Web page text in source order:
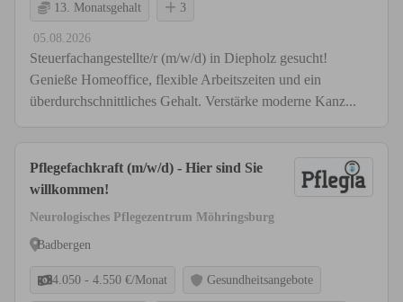
13. Monatsgehalt 3
05.08.2026
Steuerfachangestellte/r (m/w/d) in Diepholz gesucht!
Genieße Homeoffice, flexible Arbeitszeiten und ein
überdurchschnittliches Gehalt. Verstärke moderne Kanz...
Pflegefachkraft (m/w/d) - Hier sind Sie
willkommen!
Neurologisches Pflegezentrum Möhringsburg
Badbergen
4.050 - 4.550 €/Monat Gesundheitsangebote